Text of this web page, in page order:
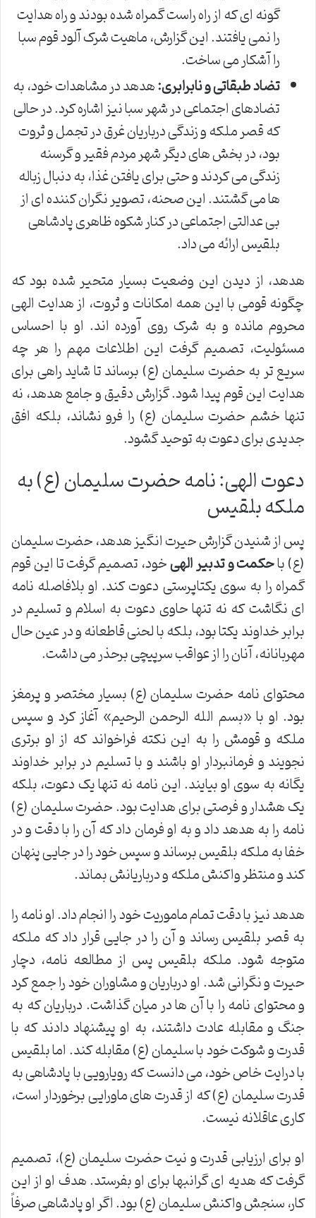
گونه ای که از راه راست گمراه شده بودند و راه هدایت
را نمی یافتند. این گزارش، ماهیت شرک آلود قوم سبا
را آشکار می ساخت.
تضاد طبقاتی و نابرابری:هدهد در مشاهدات خود، به
تضادهای اجتماعی در شهر سبا نیز اشاره کرد. در حالی
که قصر ملکه و زندگی درباریان غرق در تجمل و ثروت
بود، در بخش های دیگر شهر مردم فقیر و گرسنه
زندگی می کردند و حتی برای یافتن غذا، به دنبال زباله
ها می گشتند. این صحنه، تصویر نگران کننده ای از
بی عدالتی اجتماعی در کنار شکوه ظاهری پادشاهی
بلقیس ارائه می داد.
هدهد، از دیدن این وضعیت بسیار متحیر شده بود که
چگونه قومی با این همه امکانات و ثروت، از هدایت الهی
محروم مانده و به شرک روی آورده اند. او با احساس
مسئولیت، تصمیم گرفت این اطلاعات مهم را هر چه
سریع تر به حضرت سلیمان (ع) برساند تا شاید راهی برای
هدایت این قوم پیدا شود. گزارش دقیق و جامع هدهد، نه
تنها خشم حضرت سلیمان (ع) را فرو نشاند، بلکه افق
جدیدی برای دعوت به توحید گشود.
دعوت الهی: نامه حضرت سلیمان (ع) به
ملکه بلقیس
پس از شنیدن گزارش حیرت انگیز هدهد، حضرت سلیمان
(ع) باحکمت و تدبیر الهیخود، تصمیم گرفت تا این قوم
گمراه را به سوی یکتاپرستی دعوت کند. او بلافاصله نامه
ای نگاشت که نه تنها حاوی دعوت به اسلام و تسلیم در
برابر خداوند یکتا بود، بلکه با لحنی قاطعانه و در عین حال
مهربانانه، آنان را از عواقب سرپیچی برحذر می داشت.
محتوای نامه حضرت سلیمان (ع) بسیار مختصر و پرمغز
بود. او با «بسم الله الرحمن الرحیم» آغاز کرد و سپس
ملکه و قومش را به این نکته فراخواند که از او برتری
نجویند و فرمانبردار او باشند و با تسلیم در برابر خداوند
یگانه به سوی او بیایند. این نامه نه تنها یک دعوت، بلکه
یک هشدار و فرصتی برای هدایت بود. حضرت سلیمان (ع)
نامه را به هدهد داد و به او فرمان داد که آن را با دقت و در
خفا به ملکه بلقیس برساند و سپس خود را در جایی پنهان
کند و منتظر واکنش ملکه و درباریانش بماند.
هدهد نیز با دقت تمام ماموریت خود را انجام داد. او نامه را
به قصر بلقیس رساند و آن را در جایی قرار داد که ملکه
متوجه شود. ملکه بلقیس پس از مطالعه نامه، دچار
حیرت و نگرانی شد. او درباریان و مشاوران خود را جمع کرد
و محتوای نامه را با آن ها در میان گذاشت. درباریان که به
جنگ و مقابله عادت داشتند، به او پیشنهاد دادند که با
قدرت و شوکت خود با سلیمان (ع) مقابله کند. اما بلقیس
با درایت خاص خود، می دانست که رویارویی با پادشاهی به
قدرت سلیمان (ع) که از قدرت های ماورایی برخوردار است،
کاری عاقلانه نیست.
او برای ارزیابی قدرت و نیت حضرت سلیمان (ع)، تصمیم
گرفت که هدیه ای گرانبها برای او بفرستد. هدف او از این
کار، سنجش واکنش سلیمان (ع) بود. اگر او پادشاهی صرفاً